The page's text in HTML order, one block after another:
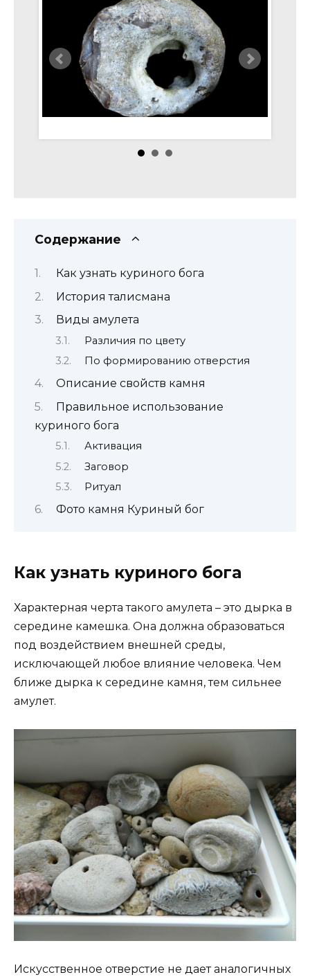
Содержание
Как узнать куриного бога
История талисмана
Виды амулета
Различия по цвету
По формированию отверстия
Описание свойств камня
Правильное использование
куриного бога
Активация
Заговор
Ритуал
Фото камня Куриный бог
Как узнать куриного бога
Характерная черта такого амулета – это дырка в
середине камешка. Она должна образоваться
под воздействием внешней среды,
исключающей любое влияние человека. Чем
ближе дырка к середине камня, тем сильнее
амулет.
Искусственное отверстие не дает аналогичных